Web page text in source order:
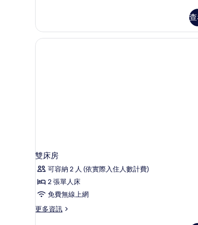
房
的
詳
雙床房
可容納 2 人 (依實際入住人數計費)
2 張單人床
免費無線上網
更多資訊
更